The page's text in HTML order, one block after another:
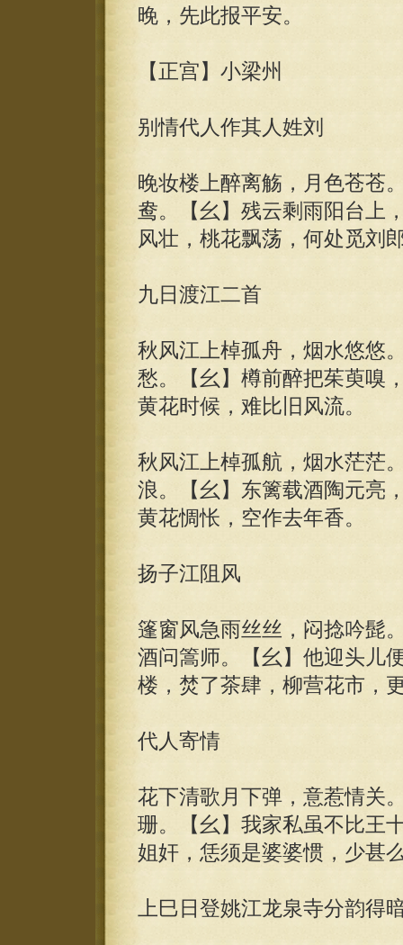
晚，先此报平安。
【正宫】小梁州
别情代人作其人姓刘
晚妆楼上醉离觞，月色苍苍
鸯。【幺】残云剩雨阳台上
风壮，桃花飘荡，何处觅刘
九日渡江二首
秋风江上棹孤舟，烟水悠悠
愁。【幺】樽前醉把茱萸嗅
黄花时候，难比旧风流。
秋风江上棹孤航，烟水茫茫
浪。【幺】东篱载酒陶元亮
黄花惆怅，空作去年香。
扬子江阻风
篷窗风急雨丝丝，闷捻吟髭
酒问篙师。【幺】他迎头儿
楼，焚了茶肆，柳营花市，
代人寄情
花下清歌月下弹，意惹情关
珊。【幺】我家私虽不比王
姐奸，恁须是婆婆惯，少甚
上巳日登姚江龙泉寺分韵得